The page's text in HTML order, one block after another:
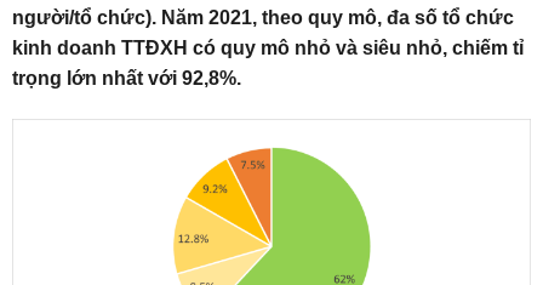
người/tổ chức). Năm 2021, theo quy mô, đa số tổ chức
kinh doanh TTĐXH có quy mô nhỏ và siêu nhỏ, chiếm tỉ
trọng lớn nhất với 92,8%.